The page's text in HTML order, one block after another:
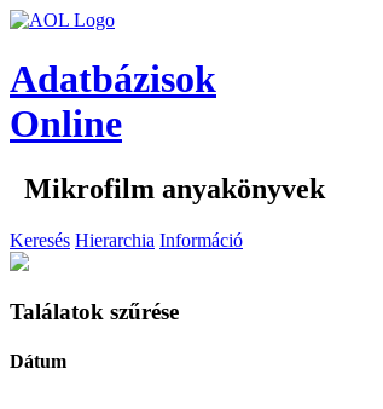
Adatbázisok
Online
Mikrofilm anyakönyvek
Keresés Hierarchia Információ
Találatok szűrése
Dátum